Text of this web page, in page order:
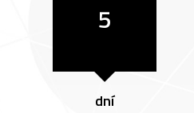
5
dní